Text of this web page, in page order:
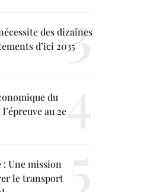
des dizaines
d’ici 2035
du
au 2e
Une mission
le transport